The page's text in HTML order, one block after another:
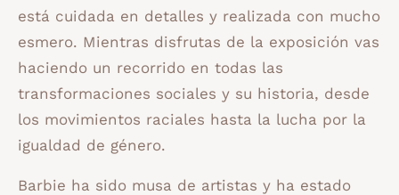
está cuidada en detalles y realizada con mucho
esmero. Mientras disfrutas de la exposición vas
haciendo un recorrido en todas las
transformaciones sociales y su historia, desde
los movimientos raciales hasta la lucha por la
igualdad de género.
Barbie ha sido musa de artistas y ha estado